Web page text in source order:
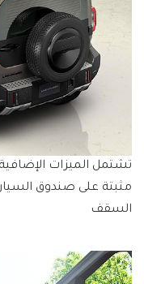
تشتمل الميزات
مثبتة على صندوق
السقف